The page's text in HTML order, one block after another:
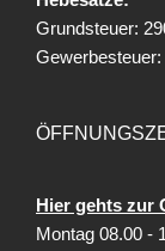
Grundsteuer:
Gewerbesteuer:
Hier gehts zur
Montag 08.00 -